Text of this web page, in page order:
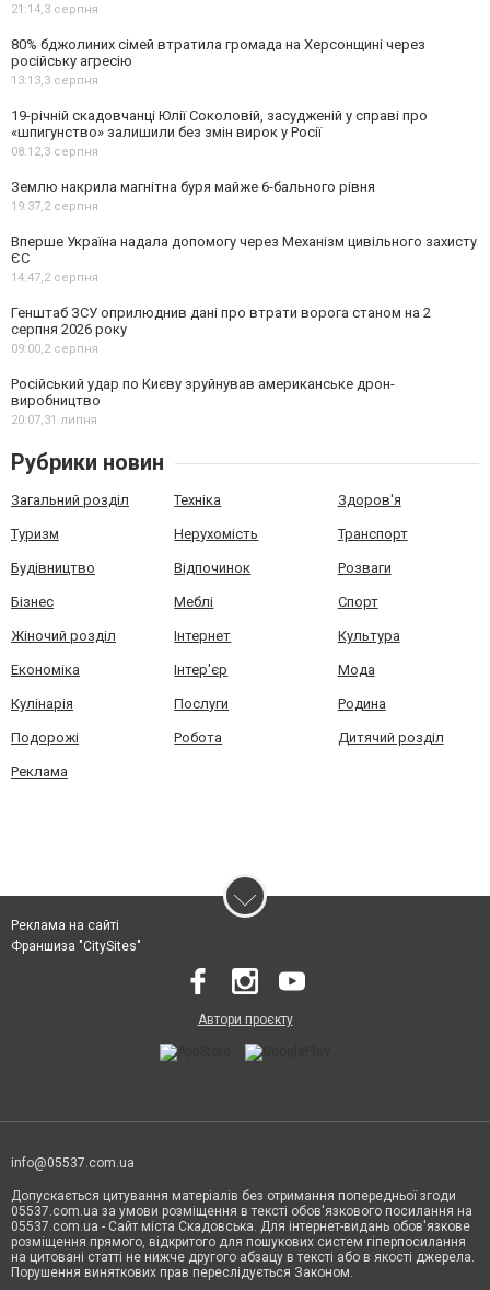
21:14,3 серпня
80% бджолиних сімей втратила громада на Херсонщині через
російську агресію
13:13,3 серпня
19-річній скадовчанці Юлії Соколовій, засудженій у справі про
«шпигунство» залишили без змін вирок у Росії
08:12,3 серпня
Землю накрила магнітна буря майже 6-бального рівня
19:37,2 серпня
Вперше Україна надала допомогу через Механізм цивільного захисту
ЄС
14:47,2 серпня
Генштаб ЗСУ оприлюднив дані про втрати ворога станом на 2
серпня 2026 року
09:00,2 серпня
Російський удар по Києву зруйнував американське дрон-
виробництво
20:07,31 липня
Рубрики новин
Загальний розділ Техніка Здоров'я
Туризм Нерухомість Транспорт
Будівництво Відпочинок Розваги
Бізнес Меблі Спорт
Жіночий розділ Інтернет Культура
Економіка Інтер'єр Мода
Кулінарія Послуги Родина
Подорожі Робота Дитячий розділ
Реклама
Реклама на сайті
Франшиза "CitySites"
Автори проєкту
info@05537.com.ua
Допускається цитування матеріалів без отримання попередньої згоди
05537.com.ua за умови розміщення в тексті обов'язкового посилання на
05537.com.ua - Сайт міста Скадовська. Для інтернет-видань обов'язкове
розміщення прямого, відкритого для пошукових систем гіперпосилання
на цитовані статті не нижче другого абзацу в тексті або в якості джерела.
Порушення виняткових прав переслідується Законом.